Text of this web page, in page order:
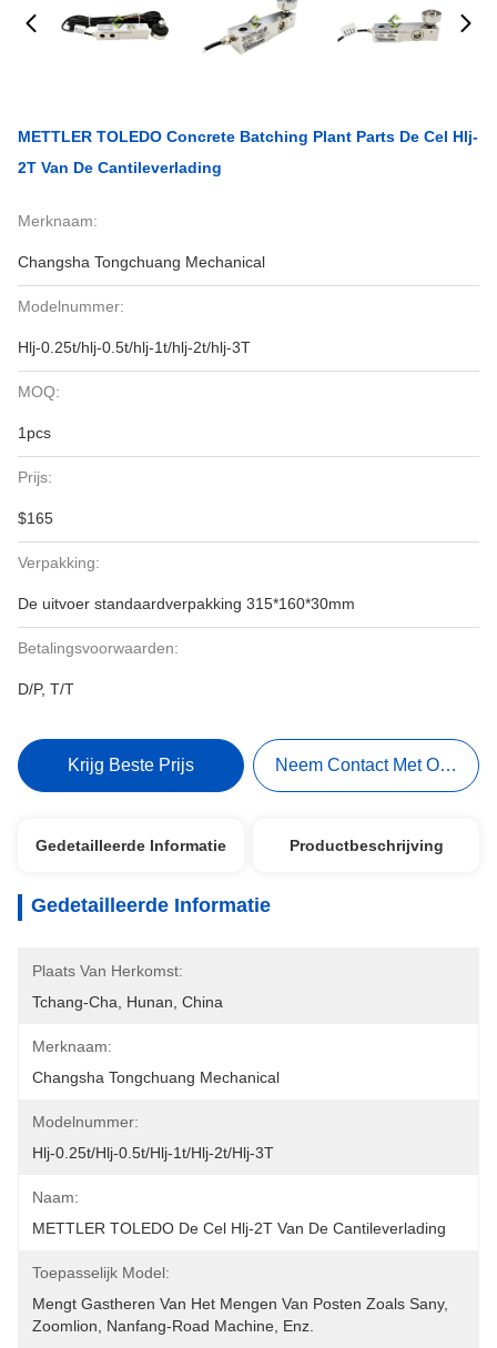
METTLER TOLEDO Concrete Batching Plant Parts De Cel Hlj-
2T Van De Cantileverlading
Merknaam:
Changsha Tongchuang Mechanical
Modelnummer:
Hlj-0.25t/hlj-0.5t/hlj-1t/hlj-2t/hlj-3T
MOQ:
1pcs
Prijs:
$165
Verpakking:
De uitvoer standaardverpakking 315*160*30mm
Betalingsvoorwaarden:
D/P, T/T
Krijg Beste Prijs Neem Contact Met Ons Op
Gedetailleerde Informatie Productbeschrijving
Gedetailleerde Informatie
Plaats Van Herkomst:
Tchang-Cha, Hunan, China
Merknaam:
Changsha Tongchuang Mechanical
Modelnummer:
Hlj-0.25t/hlj-0.5t/hlj-1t/hlj-2t/hlj-3T
Naam:
METTLER TOLEDO De Cel Hlj-2T Van De Cantileverlading
Toepasselijk Model:
Mengt Gastheren Van Het Mengen Van Posten Zoals Sany,
Zoomlion, Nanfang-Road Machine, Enz.